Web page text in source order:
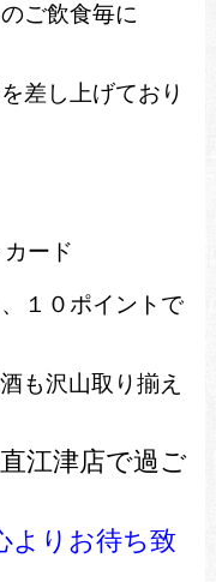
飲食毎に
し上げており
ード
０ポイントで
も沢山取り揃え
直江津店で過ご
よりお待ち致